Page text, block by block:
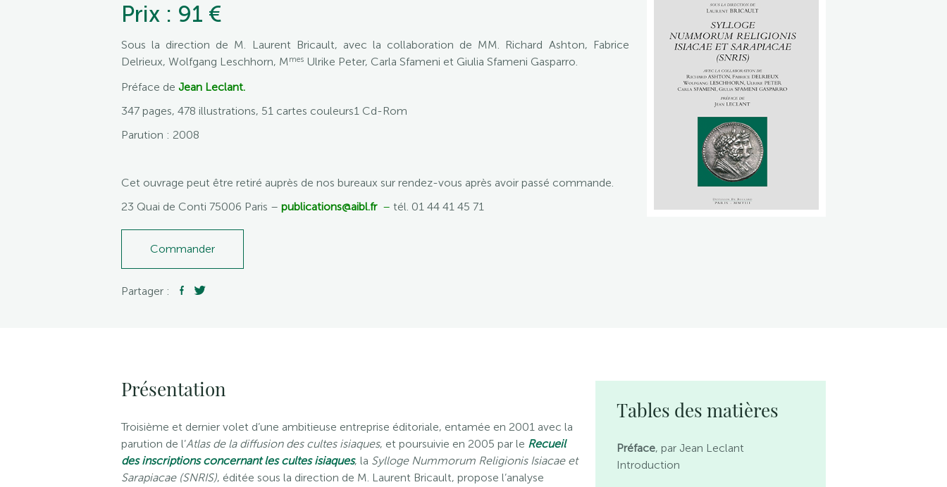
Prix : 91 €
Sous la direction de M. Laurent Bricault, avec la collaboration de MM. Richard Ashton, Fabrice
Delrieux, Wolfgang Leschhorn, Mmes Ulrike Peter, Carla Sfameni et Giulia Sfameni Gasparro.
Préface de Jean Leclant.
347 pages, 478 illustrations, 51 cartes couleurs1 Cd-Rom
Parution : 2008
Cet ouvrage peut être retiré auprès de nos bureaux sur rendez-vous après avoir passé commande.
23 Quai de Conti 75006 Paris – publications@aibl.fr– tél. 01 44 41 45 71
Commander
Partager :
Présentation
Troisième et dernier volet d’une ambitieuse entreprise éditoriale, entamée en 2001 avec la
parution de l’Atlas de la diffusion des cultes isiaques, et poursuivie en 2005 par le Recueil
des inscriptions concernant les cultes isiaques, la Sylloge Nummorum Religionis Isiacae et
Sarapiacae (SNRIS), éditée sous la direction de M. Laurent Bricault, propose l’analyse
Tables des matières
Préface, par Jean Leclant
Introduction